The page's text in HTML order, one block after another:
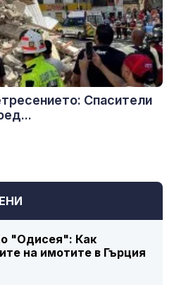
"Одисея": Как
на имотите в Гърция
Спасители